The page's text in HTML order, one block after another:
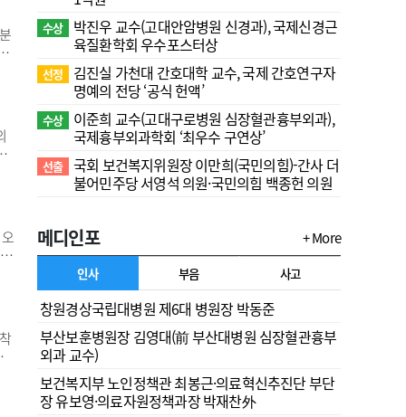
수상
박진우 교수(고대안암병원 신경과), 국제신경근
육질환학회 우수포스터상
선정
김진실 가천대 간호대학 교수, 국제 간호연구자
명예의 전당 ‘공식 헌액’
수상
이준희 교수(고대구로병원 심장혈관흉부외과),
국제흉부외과학회 ‘최우수 구연상’
선출 국회 보건복지위원장 이만희(국민의힘)-간사 더
불어민주당 서영석 의원·국민의힘 백종헌 의원
메디인포 + More
인사 부음 사고
창원경상국립대병원 제6대 병원장 박동준
부산보훈병원장 김영대(前 부산대병원 심장혈관흉부
외과 교수)
보건복지부 노인정책관 최봉근·의료혁신추진단 부단
장 유보영·의료자원정책과장 박재찬外